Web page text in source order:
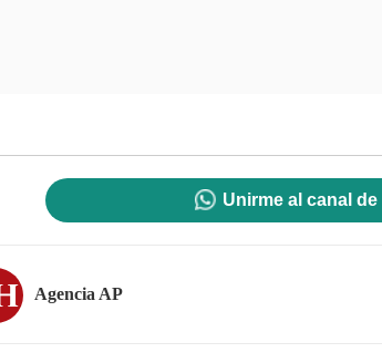
Unirme al canal
Agencia AP